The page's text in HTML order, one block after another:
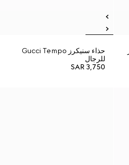
حذاء سنيكرز Gucci Tempo
للرجال
SAR 3,750